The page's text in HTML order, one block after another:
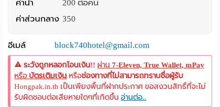
ค่าน้ำ
200 ต่อคน
ค่าส่วนกลาง 350
อีเมล์ block740hotel@gmail.com
ระวังถูกหลอกโอนเงิน!! ผ่าน7-Eleven, True Wallet, mPay
หรือ บัตรเติมเงิน หรือช่องทางที่ไม่สามารถทราบชื่อผู้รับ
Hongpak.in.th เป็นเพียงพื้นที่ฝากประกาศ ขอสงวนสิทธิ์ที่จะไม่
รับผิดชอบต่อเสียหายใดๆที่เกิดขึ้นอ่านต่อ..